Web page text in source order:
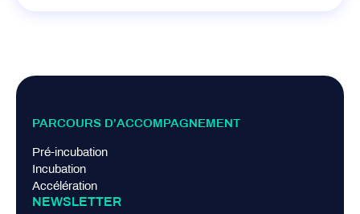
PARCOURS D’ACCOMPAGNEMENT
Pré-incubation
Incubation
Accélération
NEWSLETTER